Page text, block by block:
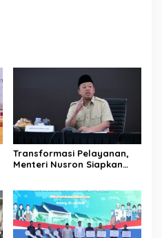
Transformasi Pelayanan,
Menteri Nusron Siapkan
Pegawai ATR/BPN